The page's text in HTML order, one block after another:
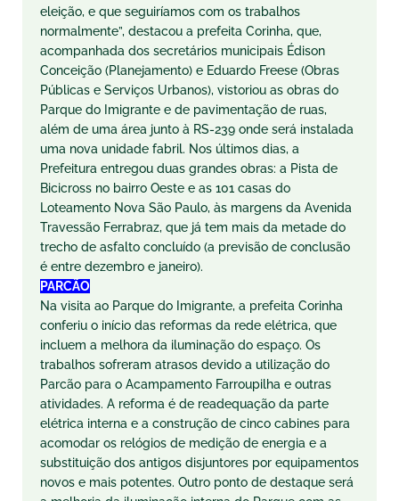
eleição, e que seguiríamos com os trabalhos
normalmente”, destacou a prefeita Corinha, que,
acompanhada dos secretários municipais Édison
Conceição (Planejamento) e Eduardo Freese (Obras
Públicas e Serviços Urbanos), vistoriou as obras do
Parque do Imigrante e de pavimentação de ruas,
além de uma área junto à RS-239 onde será instalada
uma nova unidade fabril. Nos últimos dias, a
Prefeitura entregou duas grandes obras: a Pista de
Bicicross no bairro Oeste e as 101 casas do
Loteamento Nova São Paulo, às margens da Avenida
Travessão Ferrabraz, que já tem mais da metade do
trecho de asfalto concluído (a previsão de conclusão
é entre dezembro e janeiro).
PARCÃO
Na visita ao Parque do Imigrante, a prefeita Corinha
conferiu o início das reformas da rede elétrica, que
incluem a melhora da iluminação do espaço. Os
trabalhos sofreram atrasos devido a utilização do
Parcão para o Acampamento Farroupilha e outras
atividades. A reforma é de readequação da parte
elétrica interna e a construção de cinco cabines para
acomodar os relógios de medição de energia e a
substituição dos antigos disjuntores por equipamentos
novos e mais potentes. Outro ponto de destaque será